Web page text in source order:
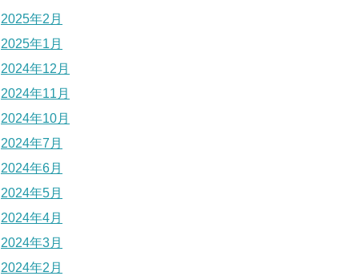
2025年2月
2025年1月
2024年12月
2024年11月
2024年10月
2024年7月
2024年6月
2024年5月
2024年4月
2024年3月
2024年2月